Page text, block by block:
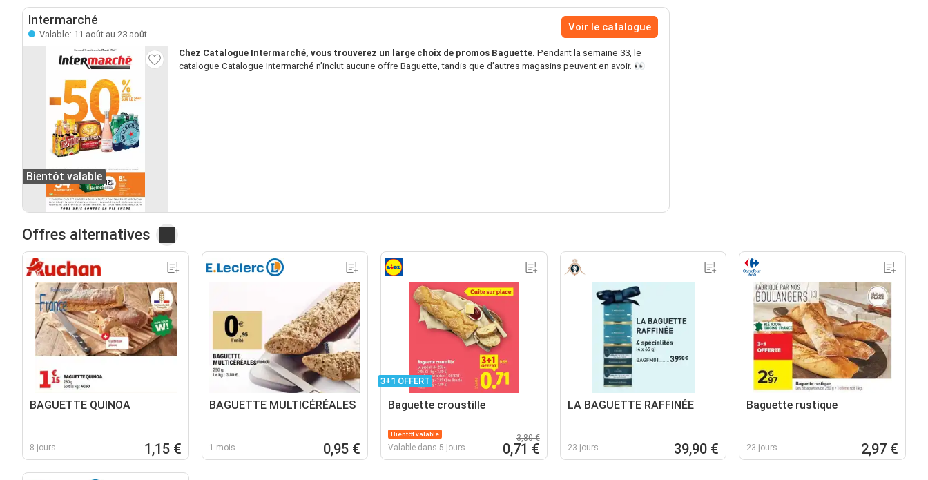
Intermarché
Valable: 11 août au 23 août
Voir le catalogue
Bientôt valable
Chez Catalogue Intermarché, vous trouverez un large choix de promos Baguette. Pendant la semaine 33, le
catalogue Catalogue Intermarché n’inclut aucune offre Baguette, tandis que d’autres magasins peuvent en avoir. 👀
Offres alternatives
BAGUETTE QUINOA
8 jours 1,15 €
BAGUETTE MULTICÉRÉALES
1 mois 0,95 €
3+1 OFFERT
Baguette croustille
Bientôt valable
Valable dans 5 jours
3,80 €
0,71 €
LA BAGUETTE RAFFINÉE
23 jours 39,90 €
Baguette rustique
23 jours 2,97 €